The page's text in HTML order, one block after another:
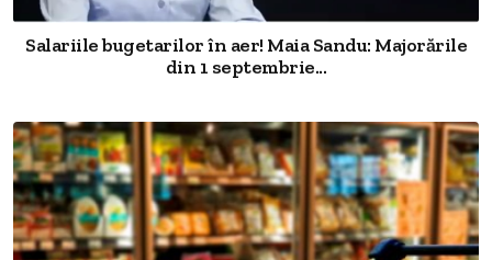
Salariile bugetarilor în aer! Maia Sandu: Majorările
din 1 septembrie...